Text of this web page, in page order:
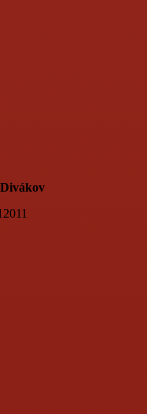
Divákov